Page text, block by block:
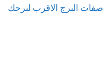
صفات البرج الاقرب لبرجك